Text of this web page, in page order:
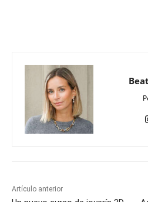
Artículo anterior